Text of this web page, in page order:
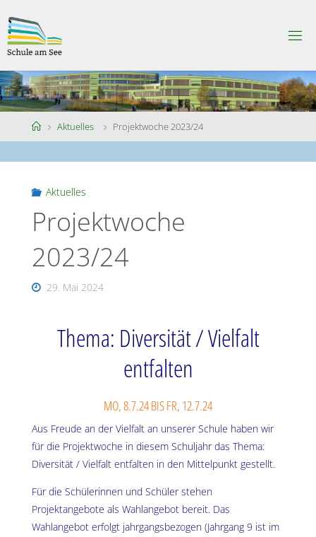
to
content
CHU
LEA
MS
EE
HomeAktuelles Projektwoche 2023/24
Aktuelles
Projektwoche
2023/24
29. Mai 2024
Thema: Diversität / Vielfalt
entfalten
MO, 8.7.24 BIS FR, 12.7.24
Aus Freude an der Vielfalt an unserer Schule haben wir
für die Projektwoche in diesem Schuljahr das Thema:
Diversität / Vielfalt entfalten in den Mittelpunkt gestellt.
Für die Schülerinnen und Schüler stehen
Projektangebote als Wahlangebot bereit. Das
Wahlangebot erfolgt jahrgangsbezogen (Jahrgang 9 ist im